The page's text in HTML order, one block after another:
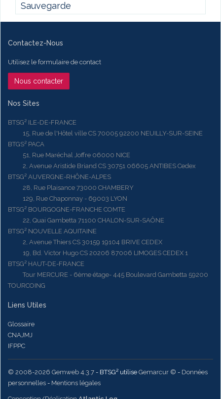
Sauvegarde
Contactez-Nous
Utilisez le formulaire de contact
Nous contacter
Nos Sites
BTSG² ILE-DE-FRANCE
15, Rue de l'Hôtel ville CS 70005 92200 NEUILLY-SUR-SEINE
BTGS² PACA
51, Rue Maréchal Joffre 06000 NICE
2, Avenue Aristide Briand CS 30751 06605 ANTIBES Cedex
BTSG² AUVERGNE-RHÔNE-ALPES
28, Rue Plaisance 73000 CHAMBERY
129, Rue Chaponnay - 69003 LYON
BTSG² BOURGOGNE-FRANCHE COMTE
22, Quai Gambetta 71100 CHALON-SUR-SAÔNE
BTSG² NOUVELLE AQUITAINE
2, Avenue Thiers CS 30159 19104 BRIVE CEDEX
19, Bd. Victor Hugo CS 20206 87006 LIMOGES CEDEX 1
BTSG² HAUT-DE-FRANCE
Tour MERCURE - 6ème étage- 445 Boulevard Gambetta 59200
TOURCOING
Liens Utiles
Glossaire
CNAJMJ
IFPPC
© 2008-2026 Gemweb 4.3.7 - BTSG² utilise Gemarcur © - Données
personnelles - Mentions légales